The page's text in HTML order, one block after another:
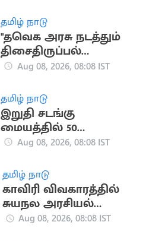
தமிழ் நாடு
"தவெக அரசு நடத்தும்
திசைதிருப்பல்
நாடகமே இந்த MPக்கள்
Aug 08, 2026, 08:08 IST
தமிழ் நாடு
இறுதி சடங்கு
மையத்தில் 50
உடல்கள் அழுகிய
கண்டெடுப்பு
Aug 08, 2026, 08:08 IST
தமிழ் நாடு
காவிரி விவகாரத்தில்
சுயநல அரசியல்
செய்கின்றனர்:
Aug 08, 2026, 08:08 IST